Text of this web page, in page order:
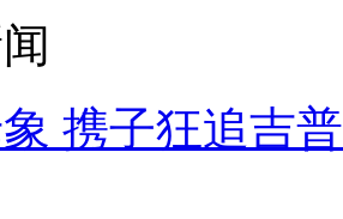
携子狂追吉